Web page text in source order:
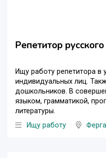
Репетитор
Ищу работу репетитора в
индивидуальных лиц.
дошкольников. В
языком, грамматикой,
литературы.
Ищу работу